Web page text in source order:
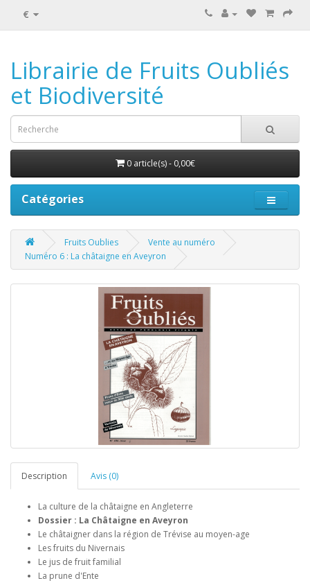
€
Librairie de Fruits Oubliés
et Biodiversité
0 article(s) - 0,00€
Catégories
Fruits Oublies
Vente au numéro
Numéro 6 : La châtaigne en Aveyron
Description Avis (0)
La culture de la châtaigne en Angleterre
Dossier : La Châtaigne en Aveyron
Le châtaigner dans la région de Trévise au moyen-age
Les fruits du Nivernais
Le jus de fruit familial
La prune d'Ente